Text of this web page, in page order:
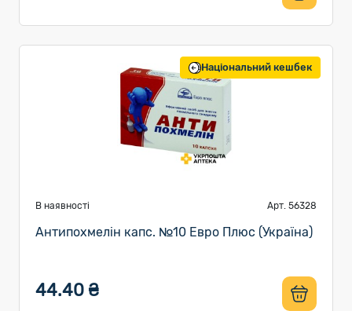
Національний кешбек
В наявності Арт. 56328
Антипохмелін капс. №10 Евро Плюс (Україна)
44.40 ₴